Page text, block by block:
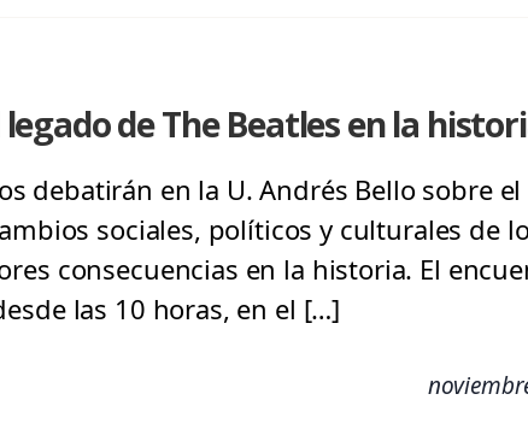
de The Beatles en la
debatirán en la U. Andrés Bello sobre
sociales, políticos y culturales de
consecuencias en la historia. El
las 10 horas, en el […]